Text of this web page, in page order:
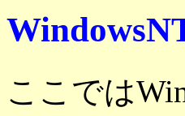
ここでは